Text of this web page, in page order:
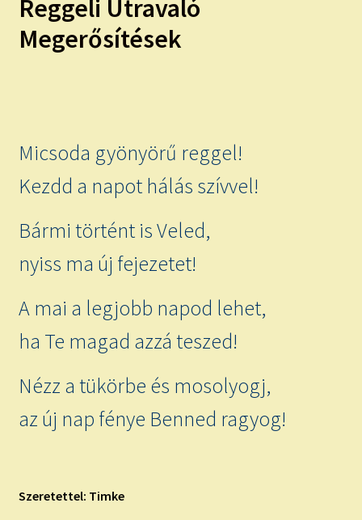
ISMERJ MEG!
TAROT ELEMZÉS MEGRENDELÉSE LIMITÁLT!
AJÁNDÉKOKKAL!
Reggeli Útravaló
Megerősítések
Micsoda gyönyörű reggel!
Kezdd a napot hálás szívvel!
Bármi történt is Veled,
nyiss ma új fejezetet!
A mai a legjobb napod lehet,
ha Te magad azzá teszed!
Nézz a tükörbe és mosolyogj,
az új nap fénye Benned ragyog!
Szeretettel: Timke